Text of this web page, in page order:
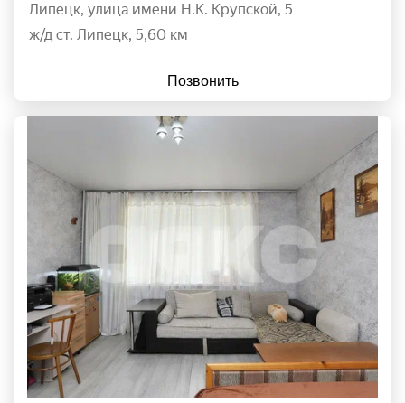
Липецк, улица имени Н.К. Крупской, 5
ж/д ст. Липецк, 5,60 км
Позвонить